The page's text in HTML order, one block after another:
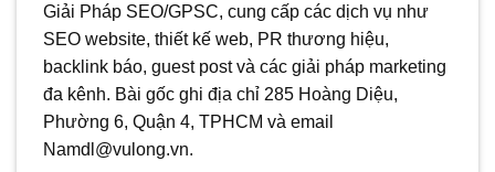
Giải Pháp SEO/GPSC, cung cấp các dịch vụ như
SEO website, thiết kế web, PR thương hiệu,
backlink báo, guest post và các giải pháp marketing
đa kênh. Bài gốc ghi địa chỉ 285 Hoàng Diệu,
Phường 6, Quận 4, TPHCM và email
Namdl@vulong.vn.